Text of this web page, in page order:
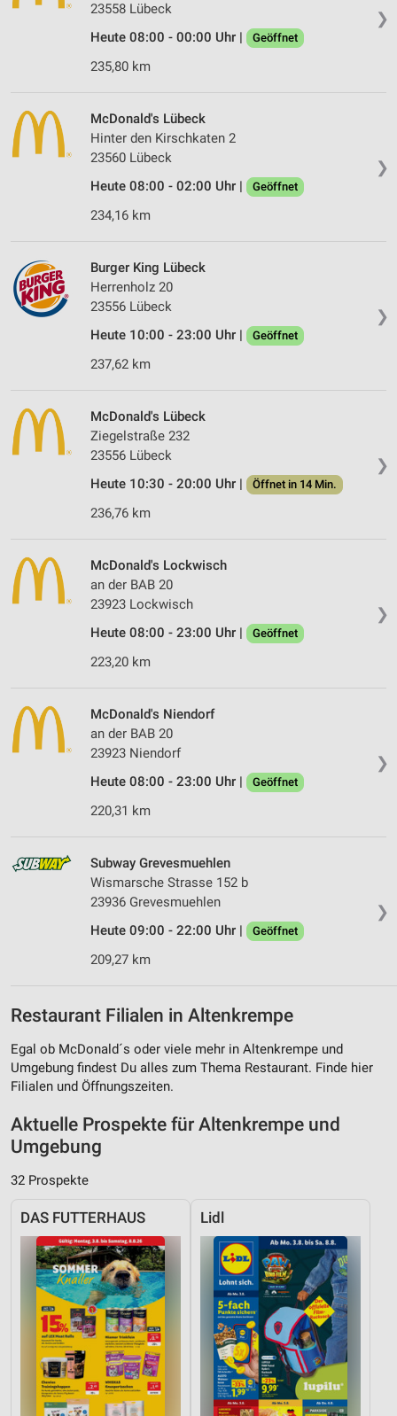
❯
23558 Lübeck
Heute 08:00 - 00:00 Uhr |
Geöffnet
235,80 km
❯
McDonald's Lübeck
Hinter den Kirschkaten 2
23560 Lübeck
Heute 08:00 - 02:00 Uhr |
Geöffnet
234,16 km
❯
Burger King Lübeck
Herrenholz 20
23556 Lübeck
Heute 10:00 - 23:00 Uhr |
Geöffnet
237,62 km
❯
McDonald's Lübeck
Ziegelstraße 232
23556 Lübeck
Heute 10:30 - 20:00 Uhr |
Öffnet in 14 Min.
236,76 km
❯
McDonald's Lockwisch
an der BAB 20
23923 Lockwisch
Heute 08:00 - 23:00 Uhr |
Geöffnet
223,20 km
❯
McDonald's Niendorf
an der BAB 20
23923 Niendorf
Heute 08:00 - 23:00 Uhr |
Geöffnet
220,31 km
❯
Subway Grevesmuehlen
Wismarsche Strasse 152 b
23936 Grevesmuehlen
Heute 09:00 - 22:00 Uhr |
Geöffnet
209,27 km
Restaurant Filialen in Altenkrempe
Egal ob McDonald´s oder viele mehr in Altenkrempe und
Umgebung findest Du alles zum Thema Restaurant. Finde hier
Filialen und Öffnungszeiten.
Aktuelle Prospekte für Altenkrempe und
Umgebung
32 Prospekte
DAS FUTTERHAUS Lidl